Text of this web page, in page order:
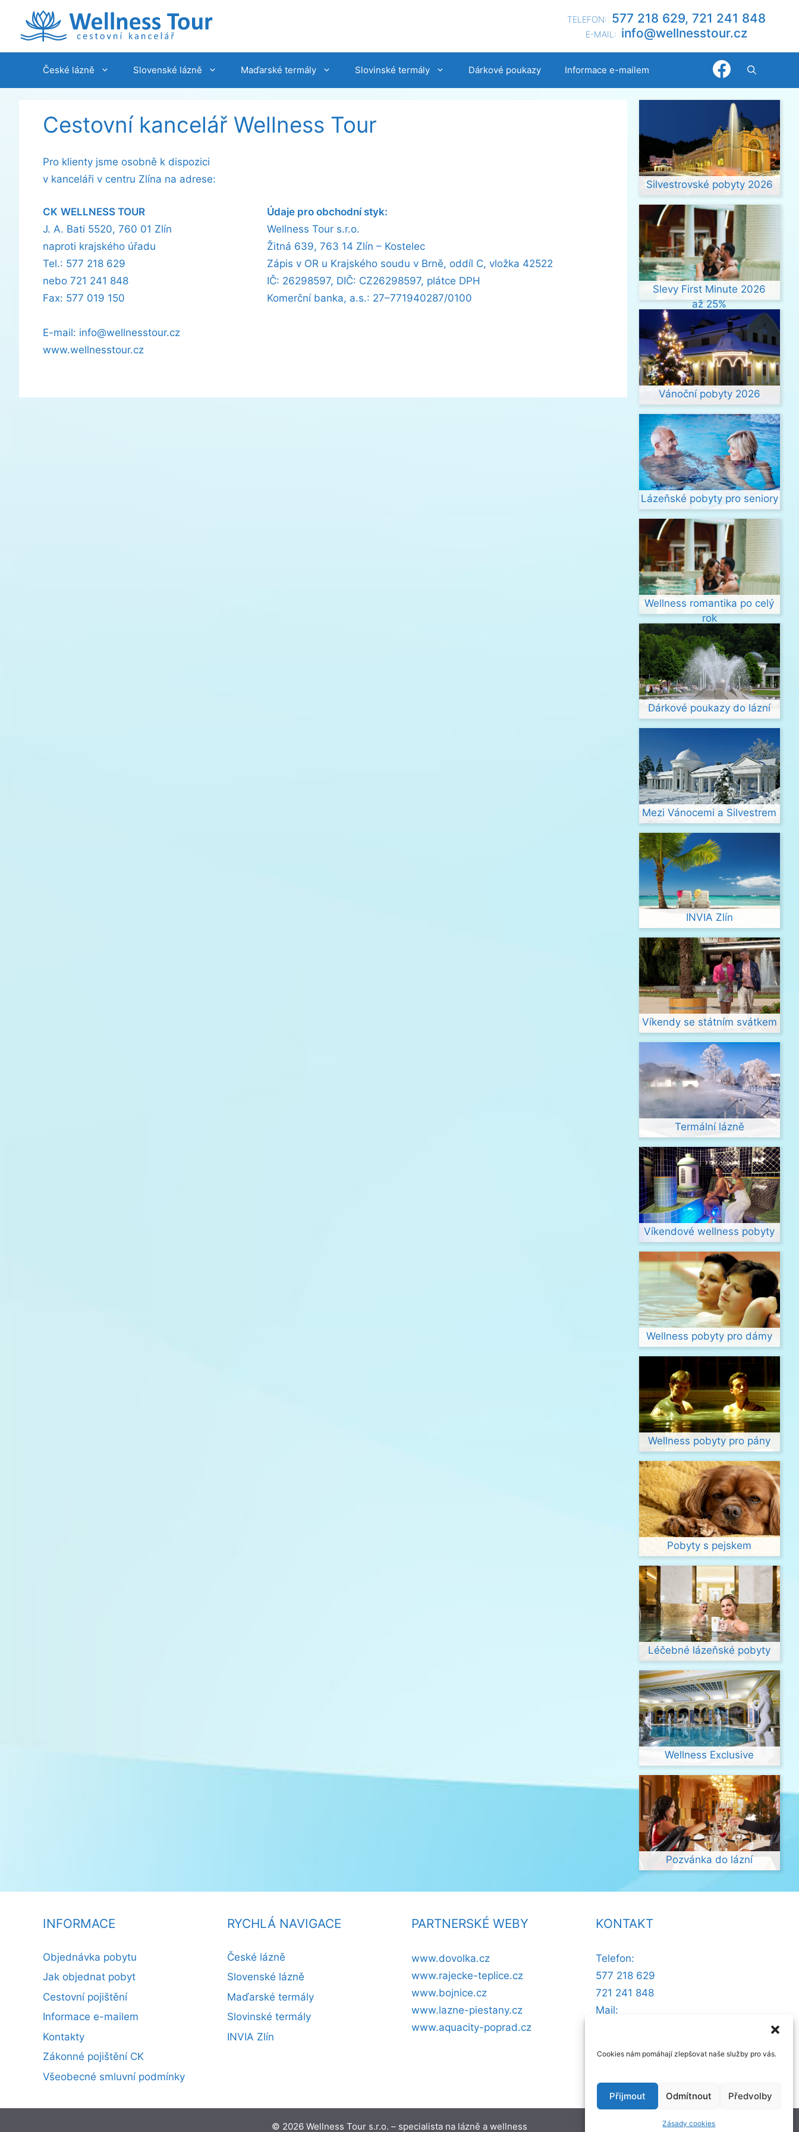
Cookies nám pomáhají zlepšovat naše služby pro vás.
Přijmout Odmítnout Předvolby
Zásady cookies
obsah
TELEFON: 577 218 629, 721 241 848
E-MAIL: zc.ru
otsse
nllew
@ofni
České lázně Slovenské lázně Maďarské termály Slovinské termály Dárkové poukazy Informace e-mailem
Cestovní kancelář Wellness Tour
Pro klienty jsme osobně k dispozici
v kanceláři v centru Zlína na adrese:
CK WELLNESS TOUR
J. A. Bati 5520, 760 01 Zlín
naproti krajského úřadu
Tel.: 577 218 629
nebo 721 241 848
Fax: 577 019 150
E-mail: zc.ru
otsse
nllew
@ofni
www.wellnesstour.cz
Údaje pro obchodní styk:
Wellness Tour s.r.o.
Žitná 639, 763 14 Zlín – Kostelec
Zápis v OR u Krajského soudu v Brně, oddíl C, vložka 42522
IČ: 26298597, DIČ: CZ26298597, plátce DPH
Komerční banka, a.s.: 27–771940287/0100
Silvestrovské pobyty 2026
Slevy First Minute 2026
až 25%
Vánoční pobyty 2026
Lázeňské pobyty pro seniory
Wellness romantika po celý
rok
Dárkové poukazy do lázní
Mezi Vánocemi a Silvestrem
INVIA Zlín
Víkendy se státním svátkem
Termální lázně
Víkendové wellness pobyty
Wellness pobyty pro dámy
Wellness pobyty pro pány
Pobyty s pejskem
Léčebné lázeňské pobyty
Wellness Exclusive
Pozvánka do lázní
INFORMACE
Objednávka pobytu
Jak objednat pobyt
Cestovní pojištění
Informace e-mailem
Kontakty
Zákonné pojištění CK
Všeobecné smluvní podmínky
RYCHLÁ NAVIGACE
České lázně
Slovenské lázně
Maďarské termály
Slovinské termály
INVIA Zlín
PARTNERSKÉ WEBY
www.dovolka.cz
www.rajecke-teplice.cz
www.bojnice.cz
www.lazne-piestany.cz
www.aquacity-poprad.cz
KONTAKT
Telefon:
577 218 629
721 241 848
Mail:
© 2026 Wellness Tour s.r.o. – specialista na lázně a wellness